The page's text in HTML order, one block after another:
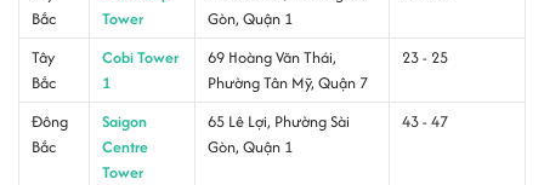
Bắc
Tower
Gòn, Quận 1
Tây
Bắc
Cobi Tower
1
69 Hoàng Văn Thái,
Phường Tân Mỹ, Quận 7
23 - 25
Đông
Bắc
Saigon
Centre
Tower
65 Lê Lợi, Phường Sài
Gòn, Quận 1
43 - 47